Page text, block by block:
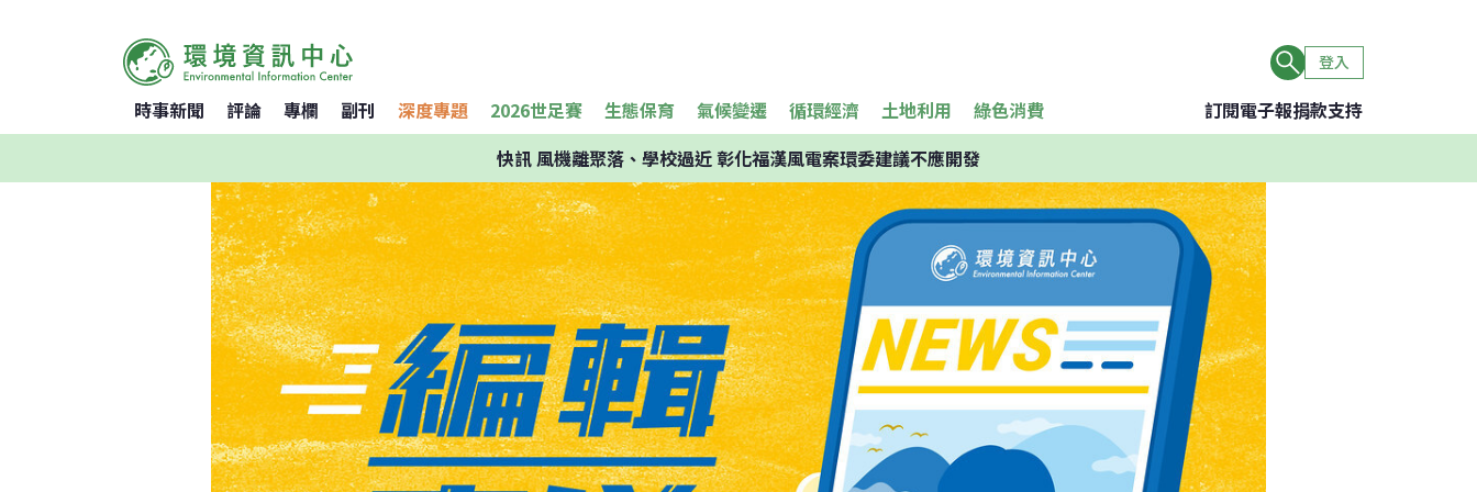
登入
時事新聞 評論 專欄 副刊 深度專題 2026世足賽 生態保育 氣候變遷 循環經濟 土地利用 綠色消費 訂閱電子報捐款支持
快訊風機離聚落、學校過近 彰化福漢風電案環委建議不應開發